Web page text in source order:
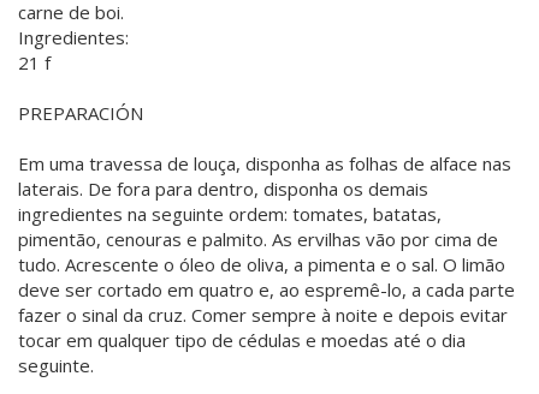
carne de boi.
Ingredientes:
21 f
PREPARACIÓN
Em uma travessa de louça, disponha as folhas de alface nas
laterais. De fora para dentro, disponha os demais
ingredientes na seguinte ordem: tomates, batatas,
pimentão, cenouras e palmito. As ervilhas vão por cima de
tudo. Acrescente o óleo de oliva, a pimenta e o sal. O limão
deve ser cortado em quatro e, ao espremê-lo, a cada parte
fazer o sinal da cruz. Comer sempre à noite e depois evitar
tocar em qualquer tipo de cédulas e moedas até o dia
seguinte.